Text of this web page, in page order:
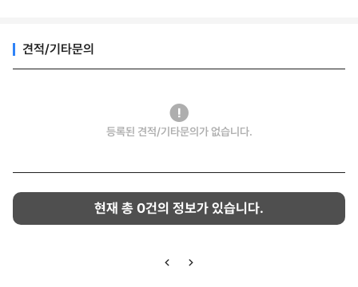
견적/기타문의
등록된 견적/기타문의가 없습니다.
현재 총 0건의 정보가 있습니다.